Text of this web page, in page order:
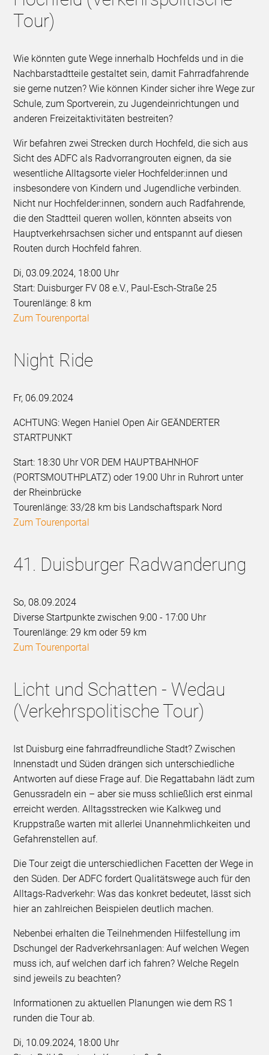
Tour)
Wie könnten gute Wege innerhalb Hochfelds und in die
Nachbarstadtteile gestaltet sein, damit Fahrradfahrende
sie gerne nutzen? Wie können Kinder sicher ihre Wege zur
Schule, zum Sportverein, zu Jugendeinrichtungen und
anderen Freizeitaktivitäten bestreiten?
Wir befahren zwei Strecken durch Hochfeld, die sich aus
Sicht des ADFC als Radvorrangrouten eignen, da sie
wesentliche Alltagsorte vieler Hochfelder:innen und
insbesondere von Kindern und Jugendliche verbinden.
Nicht nur Hochfelder:innen, sondern auch Radfahrende,
die den Stadtteil queren wollen, könnten abseits von
Hauptverkehrsachsen sicher und entspannt auf diesen
Routen durch Hochfeld fahren.
Di, 03.09.2024, 18:00 Uhr
Start: Duisburger FV 08 e.V., Paul-Esch-Straße 25
Tourenlänge: 8 km
Zum Tourenportal
Night Ride
Fr, 06.09.2024
ACHTUNG: Wegen Haniel Open Air GEÄNDERTER
STARTPUNKT
Start: 18:30 Uhr VOR DEM HAUPTBAHNHOF
(PORTSMOUTHPLATZ) oder 19:00 Uhr in Ruhrort unter
der Rheinbrücke
Tourenlänge: 33/28 km bis Landschaftspark Nord
Zum Tourenportal
41. Duisburger Radwanderung
So, 08.09.2024
Diverse Startpunkte zwischen 9:00 - 17:00 Uhr
Tourenlänge: 29 km oder 59 km
Zum Tourenportal
Licht und Schatten - Wedau
(Verkehrspolitische Tour)
Ist Duisburg eine fahrradfreundliche Stadt? Zwischen
Innenstadt und Süden drängen sich unterschiedliche
Antworten auf diese Frage auf. Die Regattabahn lädt zum
Genussradeln ein – aber sie muss schließlich erst einmal
erreicht werden. Alltagsstrecken wie Kalkweg und
Kruppstraße warten mit allerlei Unannehmlichkeiten und
Gefahrenstellen auf.
Die Tour zeigt die unterschiedlichen Facetten der Wege in
den Süden. Der ADFC fordert Qualitätswege auch für den
Alltags-Radverkehr: Was das konkret bedeutet, lässt sich
hier an zahlreichen Beispielen deutlich machen.
Nebenbei erhalten die Teilnehmenden Hilfestellung im
Dschungel der Radverkehrsanlagen: Auf welchen Wegen
muss ich, auf welchen darf ich fahren? Welche Regeln
sind jeweils zu beachten?
Informationen zu aktuellen Planungen wie dem RS 1
runden die Tour ab.
Di, 10.09.2024, 18:00 Uhr